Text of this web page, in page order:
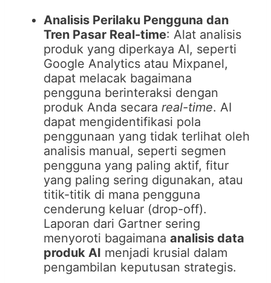
Analisis Perilaku Pengguna dan
Tren Pasar Real-time: Alat analisis
produk yang diperkaya AI, seperti
Google Analytics atau Mixpanel,
dapat melacak bagaimana
pengguna berinteraksi dengan
produk Anda secara real-time. AI
dapat mengidentifikasi pola
penggunaan yang tidak terlihat oleh
analisis manual, seperti segmen
pengguna yang paling aktif, fitur
yang paling sering digunakan, atau
titik-titik di mana pengguna
cenderung keluar (drop-off).
Laporan dari Gartner sering
menyoroti bagaimana analisis data
produk AI menjadi krusial dalam
pengambilan keputusan strategis.